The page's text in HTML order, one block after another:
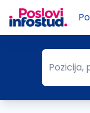
Pozicija,
Pozicija,